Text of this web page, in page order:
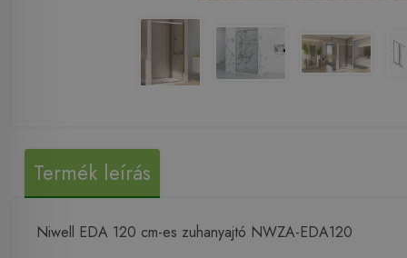
Termék leírás
Niwell EDA 120 cm-es zuhanyajtó NWZA-EDA120